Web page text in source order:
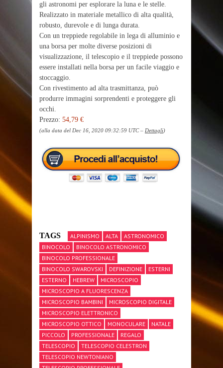
gli astronomi per esplorare la luna e le stelle.
Realizzato in materiale metallico di alta qualità,
robusto, durevole e di lunga durata.
Con un treppiede regolabile in lega di alluminio e
una borsa per molte diverse posizioni di
visualizzazione, il telescopio e il treppiede possono
essere installati nella borsa per un facile viaggio e
stoccaggio.
Con rivestimento ad alta trasmittanza, può
produrre immagini sorprendenti e proteggere gli
occhi.
Prezzo: 54,79 €
(alla data del Dec 16, 2020 09:32:59 UTC – Dettagli)
TAGS ALPINISMO ALTA
ASTRONOMICO
BINOCOLO
BINOCOLO ASTRONOMICO
BINOCOLO PROFESSIONALE
BINOCOLO SWAROVSKI
DEFINIZIONE
ESTERNI
ESTERNO
HEBREW
MICROSCOPIO
MICROSCOPIO A FLUORESCENZA
MICROSCOPIO BAMBINI
MICROSCOPIO DIGITALE
MICROSCOPIO ELETTRONICO
MICROSCOPIO OTTICO
MONOCULARE
NATALE
PICCOLO
PROFESSIONALE
REGALO
TELESCOPIO
TELESCOPIO CELESTRON
TELESCOPIO NEWTONIANO